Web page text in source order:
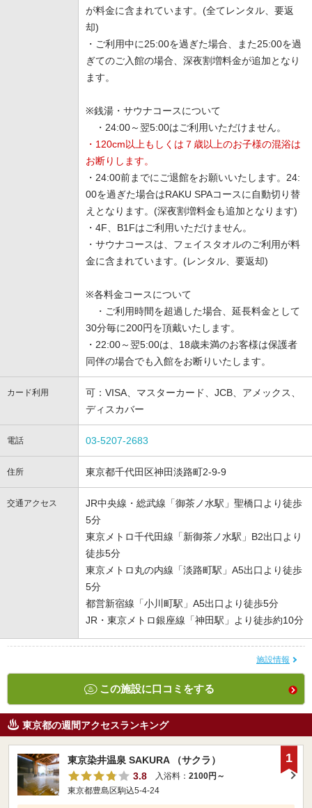
が料金に含まれています。(全てレンタル、要返
却)
・ご利用中に25:00を過ぎた場合、また25:00を過
ぎてのご入館の場合、深夜割増料金が追加となり
ます。
※銭湯・サウナコースについて
・24:00～翌5:00はご利用いただけません。
・120cm以上もしくは７歳以上のお子様の混浴は
お断りします。
・24:00前までにご退館をお願いいたします。24:
00を過ぎた場合はRAKU SPAコースに自動切り替
えとなります。(深夜割増料金も追加となります)
・4F、B1Fはご利用いただけません。
・サウナコースは、フェイスタオルのご利用が料
金に含まれています。(レンタル、要返却)
※各料金コースについて
・ご利用時間を超過した場合、延長料金として
30分毎に200円を頂戴いたします。
・22:00～翌5:00は、18歳未満のお客様は保護者
同伴の場合でも入館をお断りいたします。
カード利用
可：VISA、マスターカード、JCB、アメックス、
ディスカバー
電話 03-5207-2683
住所 東京都千代田区神田淡路町2-9-9
交通アクセス
JR中央線・総武線「御茶ノ水駅」聖橋口より徒歩
5分
東京メトロ千代田線「新御茶ノ水駅」B2出口より
徒歩5分
東京メトロ丸の内線「淡路町駅」A5出口より徒歩
5分
都営新宿線「小川町駅」A5出口より徒歩5分
JR・東京メトロ銀座線「神田駅」より徒歩約10分
施設情報
この施設に口コミをする
東京都の週間アクセスランキング
東京染井温泉 SAKURA （サクラ）
3.8
入浴料： 2100円～
東京都豊島区駒込5-4-24
1